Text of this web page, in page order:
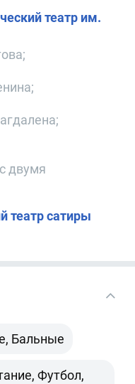
театр им.
двумя
театр сатиры
Бальные
Футбол,